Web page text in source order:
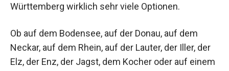
Württemberg wirklich sehr viele Optionen.
Ob auf dem Bodensee, auf der Donau, auf dem
Neckar, auf dem Rhein, auf der Lauter, der Iller, der
Elz, der Enz, der Jagst, dem Kocher oder auf einem